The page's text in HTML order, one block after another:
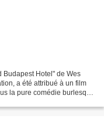
Budapest Hotel" de Wes
a été attribué à un film
la pure comédie burlesque